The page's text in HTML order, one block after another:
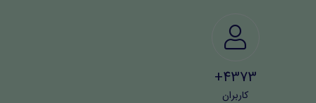
4373+
کاربران